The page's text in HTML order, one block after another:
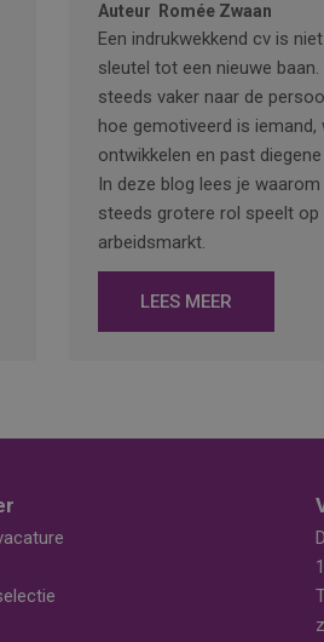
Auteur
Romée Zwaan
Een indrukwekkend cv is
sleutel tot een nieuwe baan.
steeds vaker naar de
hoe gemotiveerd is iemand,
ontwikkelen en past
In deze blog lees je
steeds grotere rol speelt op
arbeidsmarkt.
LEES MEER